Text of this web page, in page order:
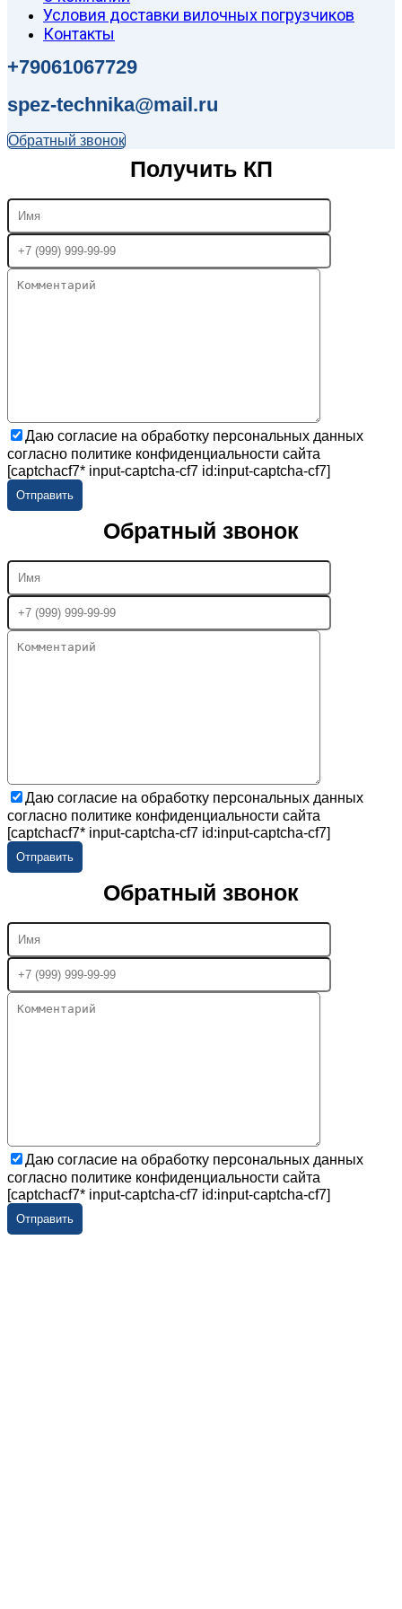
Условия доставки вилочных погрузчиков
Контакты
+79061067729
spez-technika@mail.ru
Обратный звонок
Получить КП
Даю согласие на обработку персональных данных
согласно политике конфиденциальности сайта
[captchacf7* input-captcha-cf7 id:input-captcha-cf7]
Обратный звонок
Даю согласие на обработку персональных данных
согласно политике конфиденциальности сайта
[captchacf7* input-captcha-cf7 id:input-captcha-cf7]
Обратный звонок
Даю согласие на обработку персональных данных
согласно политике конфиденциальности сайта
[captchacf7* input-captcha-cf7 id:input-captcha-cf7]